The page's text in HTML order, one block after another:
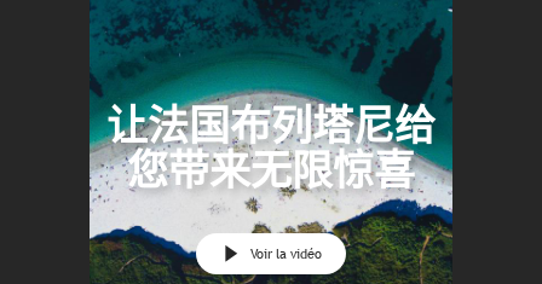
让法国布列塔尼给
您带来无限惊喜
Voir la vidéo